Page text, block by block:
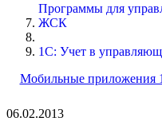
Программы для
ЖСК
1С: Учет в
Мобильные приложения
06.02.2013